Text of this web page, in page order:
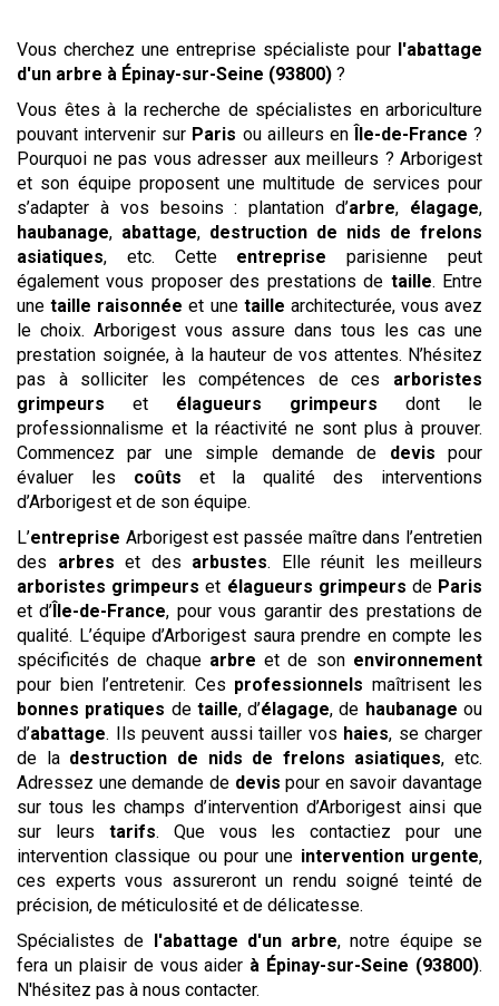
Vous cherchez une entreprise spécialiste pour l'abattage
d'un arbre à Épinay-sur-Seine (93800) ?
Vous êtes à la recherche de spécialistes en arboriculture
pouvant intervenir sur Paris ou ailleurs en Île-de-France ?
Pourquoi ne pas vous adresser aux meilleurs ? Arborigest
et son équipe proposent une multitude de services pour
s’adapter à vos besoins : plantation d’arbre, élagage,
haubanage, abattage, destruction de nids de frelons
asiatiques, etc. Cette entreprise parisienne peut
également vous proposer des prestations de taille. Entre
unetaille raisonnée et une taille architecturée, vous avez
le choix. Arborigest vous assure dans tous les cas une
prestation soignée, à la hauteur de vos attentes. N’hésitez
pas à solliciter les compétences de ces arboristes
grimpeurs et élagueurs grimpeurs dont le
professionnalisme et la réactivité ne sont plus à prouver.
Commencez par une simple demande de devis pour
évaluer les coûts et la qualité des interventions
d’Arborigest et de son équipe.
L’entreprise Arborigest est passée maître dans l’entretien
des arbres et des arbustes. Elle réunit les meilleurs
arboristes grimpeurs et élagueurs grimpeurs de Paris
et d’ Île-de-France, pour vous garantir des prestations de
qualité. L’équipe d’Arborigest saura prendre en compte les
spécificités de chaque arbre et de son environnement
pour bien l’entretenir. Ces professionnels maîtrisent les
bonnes pratiques de taille, d’élagage, de haubanage ou
d’abattage. Ils peuvent aussi tailler vos haies, se charger
de la destruction de nids de frelons asiatiques, etc.
Adressez une demande de devis pour en savoir davantage
sur tous les champs d’intervention d’Arborigest ainsi que
sur leurs tarifs. Que vous les contactiez pour une
intervention classique ou pour une intervention urgente,
ces experts vous assureront un rendu soigné teinté de
précision, de méticulosité et de délicatesse.
Spécialistes de
l'abattage d'un arbre, notre équipe se
fera un plaisir de vous aider à Épinay-sur-Seine (93800).
N'hésitez pas à nous contacter.